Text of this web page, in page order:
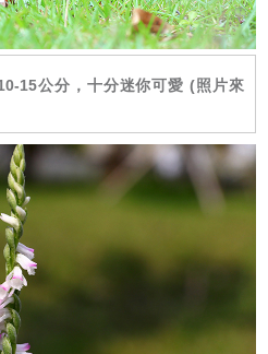
15公分，十分迷你可愛 (照片來